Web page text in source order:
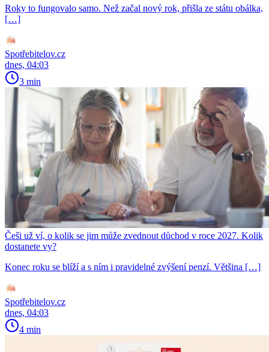
Roky to fungovalo samo. Než začal nový rok, přišla ze státu obálka,
[…]
Spotřebitelov.cz
dnes, 04:03
3 min
Češi už ví, o kolik se jim může zvednout důchod v roce 2027. Kolik
dostanete vy?
Konec roku se blíží a s ním i pravidelné zvýšení penzí. Většina […]
Spotřebitelov.cz
dnes, 04:03
4 min